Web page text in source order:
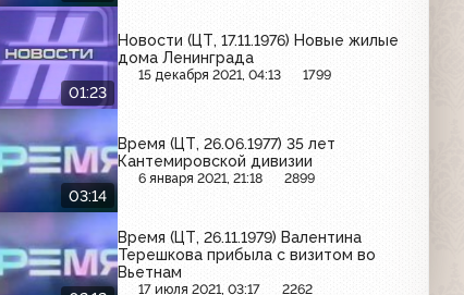
01:23
Новости (ЦТ, 17.11.1976) Новые жилые
дома Ленинграда
15 декабря 2021, 04:13 1799
03:14
Время (ЦТ, 26.06.1977) 35 лет
Кантемировской дивизии
6 января 2021, 21:18 2899
Время (ЦТ, 26.11.1979) Валентина
Терешкова прибыла с визитом во
Вьетнам
17 июля 2021, 03:17 2262